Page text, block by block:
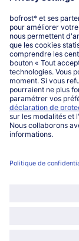
mabonner à la
des inspiration
nouveautés. Je
les conditions
Mon compte
Lun-Ven: 9h - 19h